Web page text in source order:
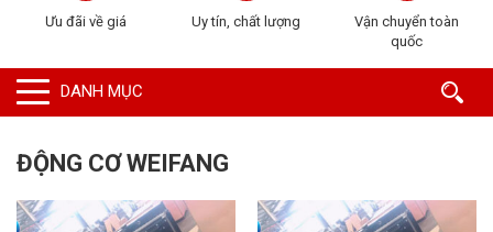
Ưu đãi về giá Uy tín, chất lượng
Vận chuyển toàn
quốc
DANH MỤC
ĐỘNG CƠ WEIFANG